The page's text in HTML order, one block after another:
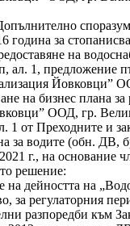
за
на
ал. 1, предложение
Йовковци”
на бизнес плана за
ООД, гр.
1 от Преходните и
за водите (обн. ДВ,
г., на основание
решение:
на дейността на
регулаторния
разпоредби към